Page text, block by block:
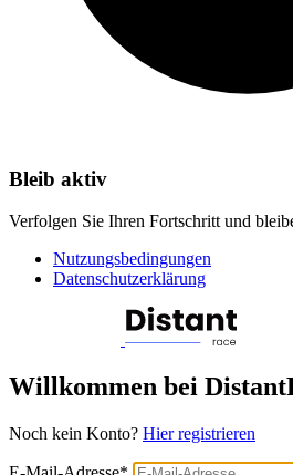
Bleib aktiv
Verfolgen Sie Ihren Fortschritt und
Nutzungsbedingungen
Datenschutzerklärung
Willkommen bei
Noch kein Konto? Hier registrieren